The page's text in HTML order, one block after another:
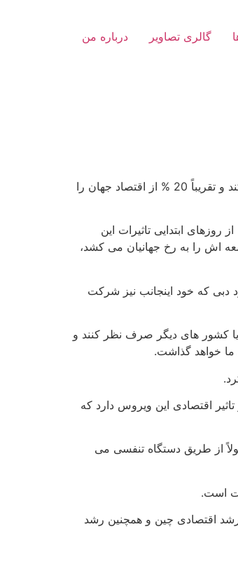
گالری تصاویر درباره من
در بین کشورهای جهان کشوری که تقریبا 20 % جمعیت جهان را در خود جای داده یعنی از هر 5 نفر در جهان یک نفر در آن جا زندگی می کند و تقریباً 20 % از اقتصاد جهان را
روزهای ابتدایی تاثیرات این
بیاموزیم که چطور در اوج بحران با ساختن بیمارستانی فقط در 10 روز قدرت توسعه اش را به رخ جهانیان می کشد،
دبی که خود اینجانب نیز شرکت
کشور های دیگر صرف نظر کنند و
ما خواهد گذاشت.
اقتصادی این ویروس دارد که
از طریق دستگاه تنفسی می
است.
است که تاثیر بسزایی در رشد اقتصادی چین و همچنین رشد